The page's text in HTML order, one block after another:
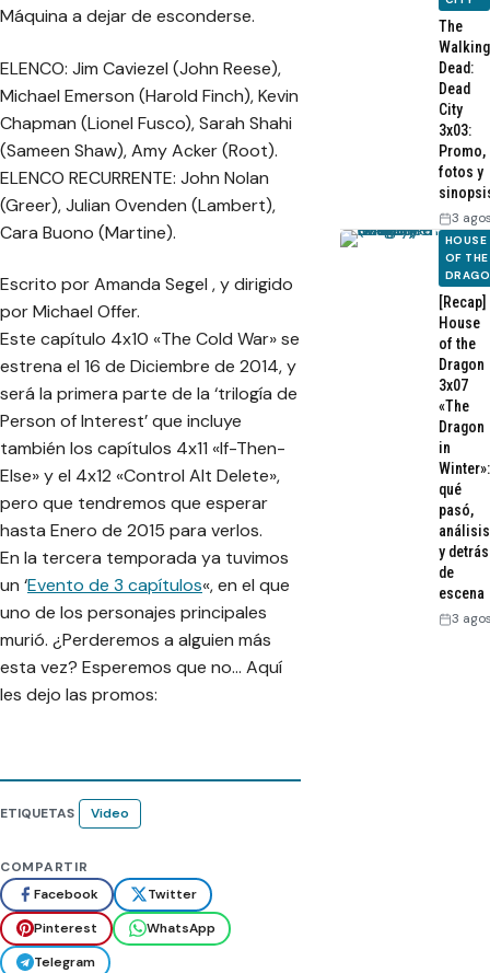
Máquina a dejar de esconderse.
ELENCO: Jim Caviezel (John Reese),
Michael Emerson (Harold Finch), Kevin
Chapman (Lionel Fusco), Sarah Shahi
(Sameen Shaw), Amy Acker (Root).
ELENCO RECURRENTE: John Nolan
(Greer), Julian Ovenden (Lambert),
Cara Buono (Martine).
Escrito por Amanda Segel , y dirigido
por Michael Offer.
Este capítulo 4x10 «The Cold War» se
estrena el 16 de Diciembre de 2014, y
será la primera parte de la ‘trilogía de
Person of Interest’ que incluye
también los capítulos 4x11 «If-Then-
Else» y el 4x12 «Control Alt Delete»,
pero que tendremos que esperar
hasta Enero de 2015 para verlos.
En la tercera temporada ya tuvimos
un ‘Evento de 3 capítulos«, en el que
uno de los personajes principales
murió. ¿Perderemos a alguien más
esta vez? Esperemos que no… Aquí
les dejo las promos:
ETIQUETAS Video
COMPARTIR
Facebook
Twitter
Pinterest
WhatsApp
Telegram
The
Walking
Dead:
Dead
City
3x03:
Promo,
fotos y
3
HOUSE
OF THE
[Recap]
House
of the
Dragon
3x07
«The
Dragon
in
Winter»:
qué
pasó,
análisis
y detrás
de
escena
3